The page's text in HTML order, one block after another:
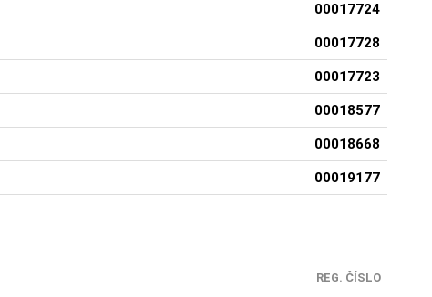
00017724
00017728
00017723
00018577
00018668
00019177
REG. ČÍSLO